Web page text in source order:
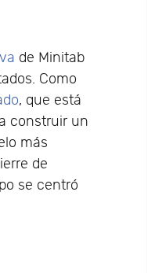
de Minitab
Como
, que está
construir un
más
de
se centró